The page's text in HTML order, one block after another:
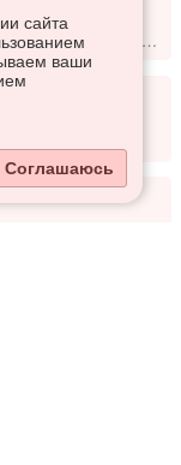
Занимаюсь конным спортом, йогой, фитнесом. Путешествую.
сайта
ваши
Соглашаюсь